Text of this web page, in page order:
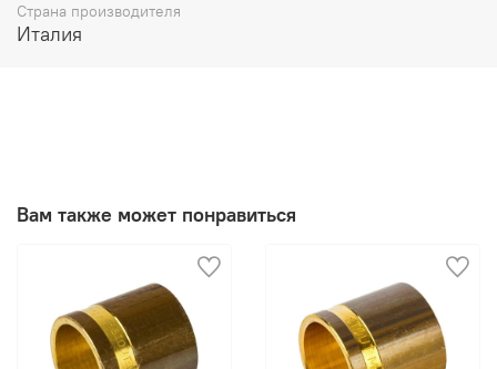
Страна производителя
Италия
Вам также может понравиться